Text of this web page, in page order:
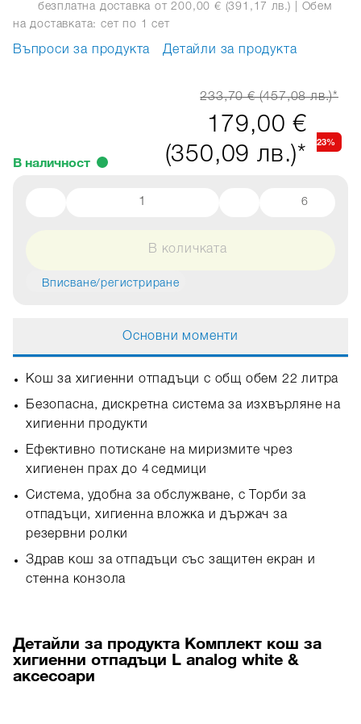
безплатна доставка от 200,00 € (391,17 лв.) | Обем
на доставката: сет по 1 сет
Въпроси за продукта Детайли за продукта
В наличност
233,70 € (457,08 лв.)*
179,00 €
(350,09 лв.)*
23%
6
В количката
Вписване/регистриране
Основни моменти
Кош за хигиенни отпадъци с общ обем 22 литра
Безопасна, дискретна система за изхвърляне на
хигиенни продукти
Ефективно потискане на миризмите чрез
хигиенен прах до 4 седмици
Система, удобна за обслужване, с Торби за
отпадъци, хигиенна вложка и държач за
резервни ролки
Здрав кош за отпадъци със защитен екран и
стенна конзола
Детайли за продукта Комплект кош за
хигиенни отпадъци L analog white &
аксесоари